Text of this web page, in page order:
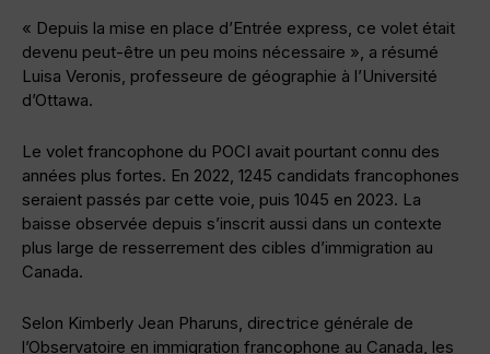
« Depuis la mise en place d’Entrée express, ce volet était
devenu peut-être un peu moins nécessaire », a résumé
Luisa Veronis, professeure de géographie à l’Université
d’Ottawa.
Le volet francophone du POCI avait pourtant connu des
années plus fortes. En 2022, 1245 candidats francophones
seraient passés par cette voie, puis 1045 en 2023. La
baisse observée depuis s’inscrit aussi dans un contexte
plus large de resserrement des cibles d’immigration au
Canada.
Selon Kimberly Jean Pharuns, directrice générale de
l’Observatoire en immigration francophone au Canada, les